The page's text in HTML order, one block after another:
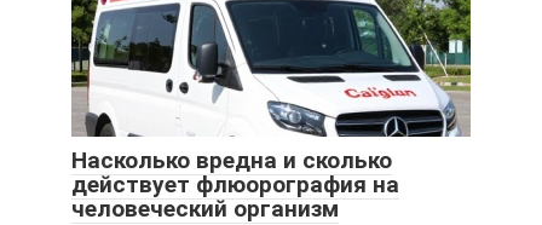
Насколько вредна и сколько
действует флюорография на
человеческий организм